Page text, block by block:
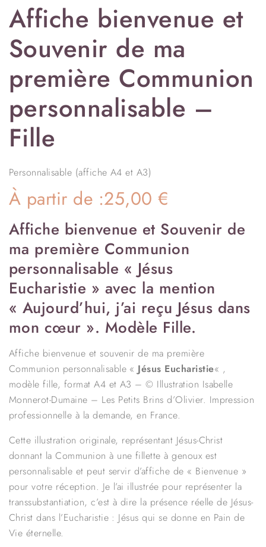
Affiche bienvenue et
Souvenir de ma
première Communion
personnalisable –
Fille
Personnalisable (affiche A4 et A3)
À partir de :25,00€
Affiche bienvenue et Souvenir de
ma première Communion
personnalisable « Jésus
Eucharistie » avec la mention
« Aujourd’hui, j’ai reçu Jésus dans
mon cœur ». Modèle Fille.
Affiche bienvenue et souvenir de ma première
Communion personnalisable « Jésus Eucharistie« ,
modèle fille, format A4 et A3 – © Illustration Isabelle
Monnerot-Dumaine – Les Petits Brins d’Olivier. Impression
professionnelle à la demande, en France.
Cette illustration originale, représentant Jésus-Christ
donnant la Communion à une fillette à genoux est
personnalisable et peut servir d’affiche de « Bienvenue »
pour votre réception. Je l’ai illustrée pour représenter la
transsubstantiation, c’est à dire la présence réelle de Jésus-
Christ dans l’Eucharistie : Jésus qui se donne en Pain de
Vie éternelle.